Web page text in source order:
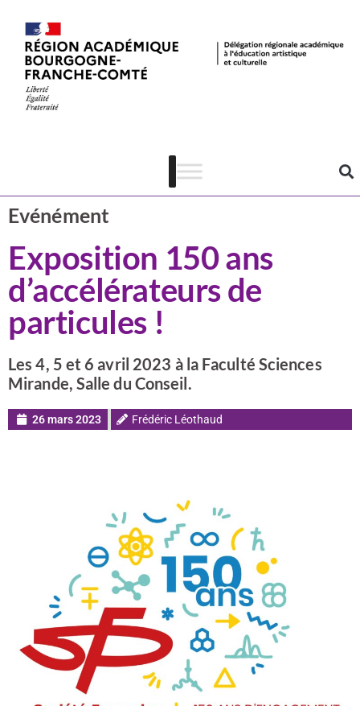
Evénément
Exposition 150 ans
d’accélérateurs de
particules !
Les 4, 5 et 6 avril 2023 à la Faculté Sciences
Mirande, Salle du Conseil.
26 mars 2023 Frédéric Léothaud